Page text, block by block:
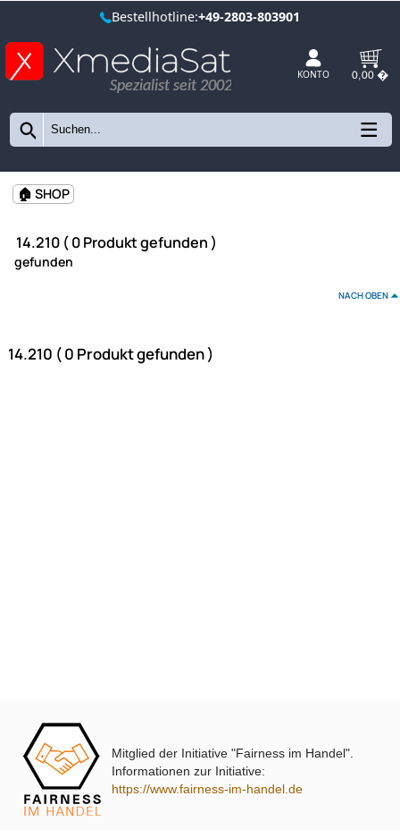
Bestellhotline:+49-2803-803901
Spezialist seit 2002
14.210 ( 0 Produkt gefunden )
Mitglied der Initiative "Fairness im Handel".
Informationen zur Initiative:
https://www.fairness-im-handel.de
AGB
Kontakt
Service
Preisliste
Versandkosten